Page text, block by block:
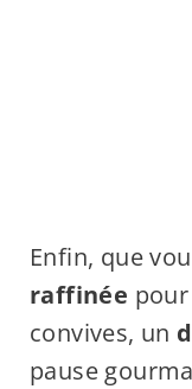
Enfin, que
raffinée
convives, un
pause